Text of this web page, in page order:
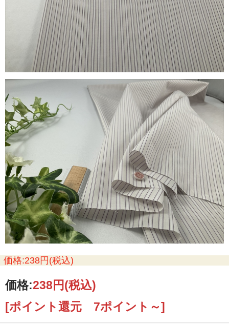
価格:238円(税込)
価格:238円(税込)
[ポイント還元 7ポイント～]